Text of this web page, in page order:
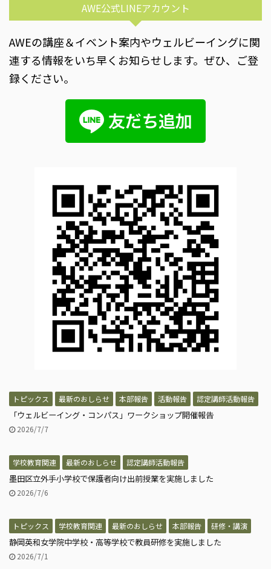
AWE公式LINEアカウント
AWEの講座＆イベント案内やウェルビーイングに関
連する情報をいち早くお知らせします。ぜひ、ご登
録ください。
トピックス 最新のおしらせ 本部報告 活動報告 認定講師活動報告
「ウェルビーイング・コンパス」ワークショップ開催報告
2026/7/7
学校教育関連 最新のおしらせ 認定講師活動報告
墨田区立外手小学校で保護者向け出前授業を実施しました
2026/7/6
トピックス 学校教育関連 最新のおしらせ 本部報告 研修・講演
静岡英和女学院中学校・高等学校で教員研修を実施しました
2026/7/1